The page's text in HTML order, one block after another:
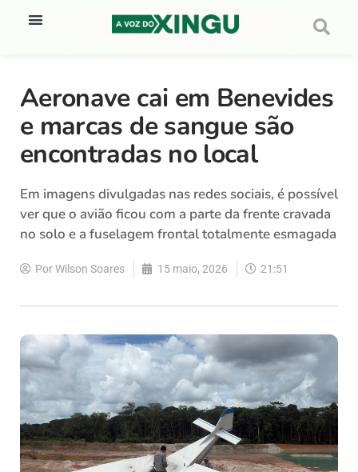
Aeronave cai em Benevides
e marcas de sangue são
encontradas no local
Em imagens divulgadas nas redes sociais, é possível
ver que o avião ficou com a parte da frente cravada
no solo e a fuselagem frontal totalmente esmagada
PorWilson Soares 15 maio, 2026 21:51